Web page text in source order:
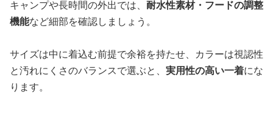
キャンプや長時間の外出では、 耐水性素材・フードの調整
機能など細部を確認しましょう。
サイズは中に着込む前提で余裕を持たせ、カラーは視認性
と汚れにくさのバランスで選ぶと、 実用性の高い一着にな
ります。